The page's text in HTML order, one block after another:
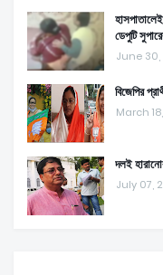
ডেপুটি
June
বিজেপির
March
দলই
July 07,